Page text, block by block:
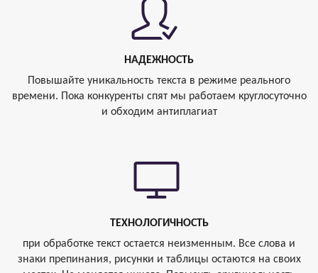
НАДЕЖНОСТЬ
Повышайте уникальность текста в режиме реального
времени. Пока конкуренты спят мы работаем круглосуточно
и обходим антиплагиат
ТЕХНОЛОГИЧНОСТЬ
при обработке текст остается неизменным. Все слова и
знаки препинания, рисунки и таблицы остаются на своих